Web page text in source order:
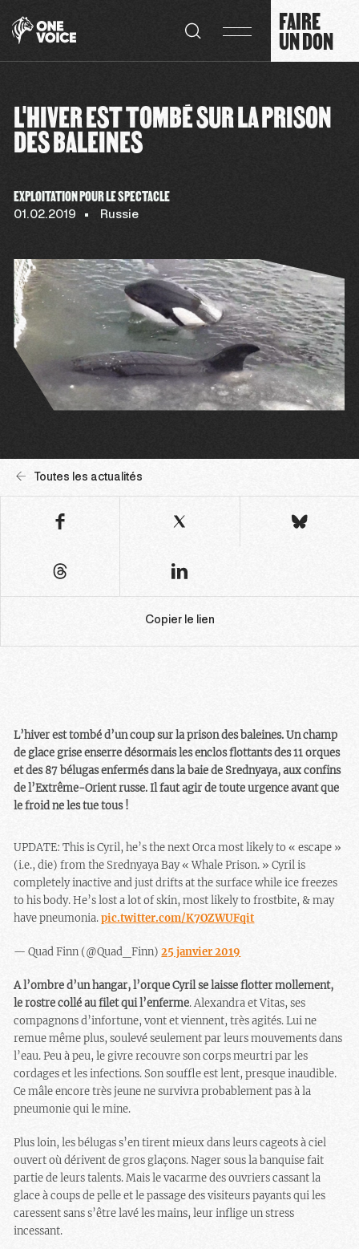
FAIRE
UN DON
L'HIVER EST TOMBÉ SUR LA PRISON
DES BALEINES
EXPLOITATION POUR LE SPECTACLE
01.02.2019 Russie
Toutes les actualités
Copier le lien
L’hiver est tombé d’un coup sur la prison des baleines. Un champ
de glace grise enserre désormais les enclos flottants des 11 orques
et des 87 bélugas enfermés dans la baie de Srednyaya, aux confins
de l’Extrême-Orient russe. Il faut agir de toute urgence avant que
le froid ne les tue tous !
UPDATE: This is Cyril, he’s the next Orca most likely to « escape »
(i.e., die) from the Srednyaya Bay « Whale Prison. » Cyril is
completely inactive and just drifts at the surface while ice freezes
to his body. He’s lost a lot of skin, most likely to frostbite, & may
have pneumonia.pic.twitter.com/K7OZWUFqit
— Quad Finn (@Quad_Finn)25 janvier 2019
A l’ombre d’un hangar, l’orque Cyril se laisse flotter mollement,
le rostre collé au filet qui l’enferme. Alexandra et Vitas, ses
compagnons d’infortune, vont et viennent, très agités. Lui ne
remue même plus, soulevé seulement par leurs mouvements dans
l’eau. Peu à peu, le givre recouvre son corps meurtri par les
cordages et les infections. Son souffle est lent, presque inaudible.
Ce mâle encore très jeune ne survivra probablement pas à la
pneumonie qui le mine.
Plus loin, les bélugas s’en tirent mieux dans leurs cageots à ciel
ouvert où dérivent de gros glaçons.Nager sous la banquise fait
partie de leurs talents. Mais le vacarme des ouvriers cassant la
glace à coups de pelle et le passage des visiteurs payants qui les
caressent sans s’être lavé les mains, leur inflige un stress
incessant.